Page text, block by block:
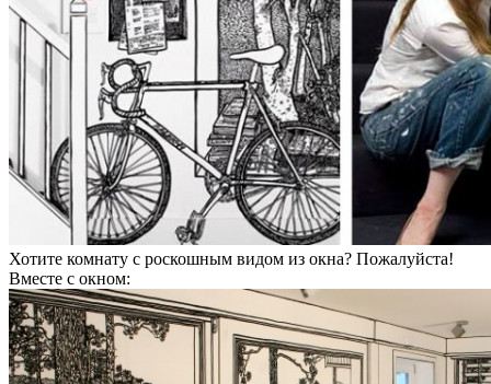
Хотите комнату с роскошным видом из окна? Пожалуйста!
Вместе с окном: